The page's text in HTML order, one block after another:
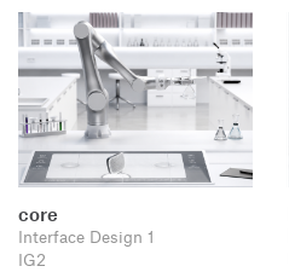
core
Interface Design 1
IG2